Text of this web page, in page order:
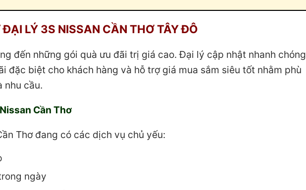
LÝ 3S NISSAN CẦN THƠ TÂY ĐÔ
đến những gói quà ưu đãi trị giá cao. Đại lý cập nhật nhanh chóng
đặc biệt cho khách hàng và hỗ trợ giá mua sắm siêu tốt nhằm phù
nhu cầu.
Cần Thơ
Thơ đang có các dịch vụ chủ yếu:
ngày